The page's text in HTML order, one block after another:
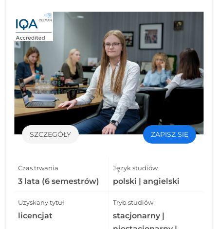
SZCZEGÓŁY ZAPISZ SIĘ
Czas trwania
3 lata (6 semestrów)
Język studiów
polski | angielski
Uzyskany tytuł
licencjat
Tryb studiów
stacjonarny |